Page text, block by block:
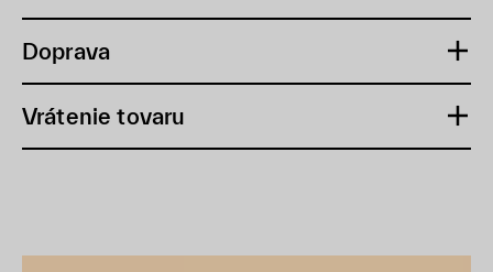
Doprava
Vrátenie tovaru